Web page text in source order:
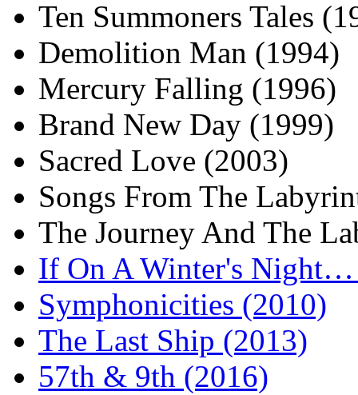
Ten Summoners Tales
Demolition Man (1994)
Mercury Falling (1996)
Brand New Day (1999)
Sacred Love (2003)
Songs From The
The Journey And The
If On A Winter's
Symphonicities (2010)
The Last Ship (2013)
57th & 9th (2016)